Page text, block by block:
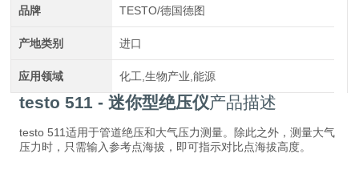
品牌 TESTO/德国德图
产地类别 进口
应用领域 化工,生物产业,能源
testo 511 - 迷你型绝压仪产品描述
testo 511适用于管道绝压和大气压力测量。除此之外，测量大气
压力时，只需输入参考点海拔，即可指示对比点海拔高度。